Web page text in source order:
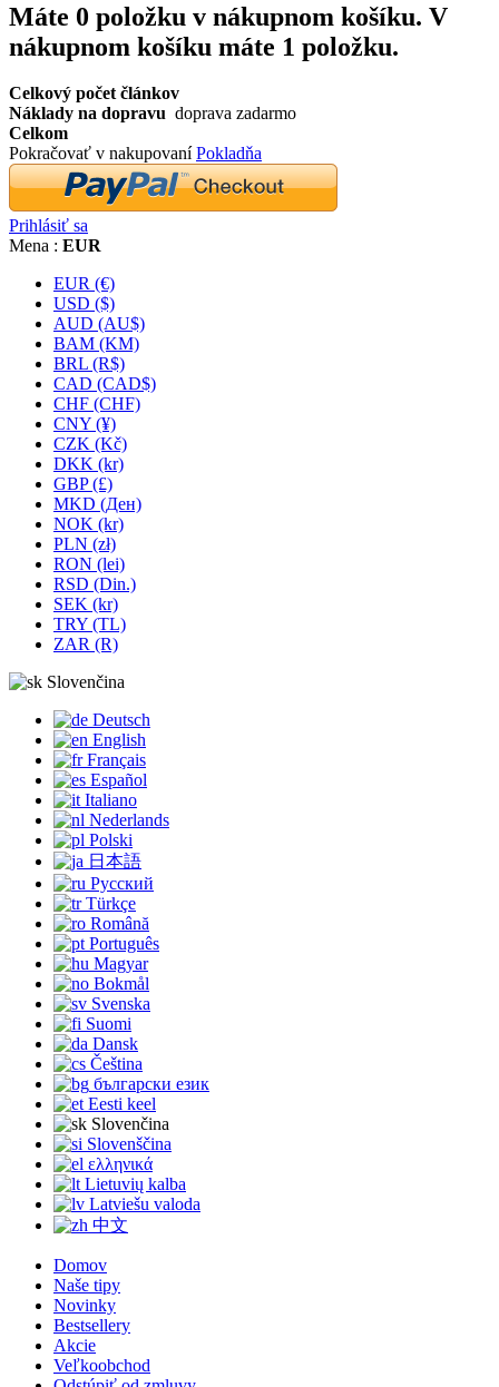
Máte 0 položku v nákupnom košíku. V
nákupnom košíku máte 1 položku.
Celkový počet článkov
Náklady na dopravu doprava zadarmo
Celkom
Pokračovať v nakupovaníPokladňa
Prihlásiť sa
Mena : EUR
EUR (€)
USD ($)
AUD (AU$)
BAM (KM)
BRL (R$)
CAD (CAD$)
CHF (CHF)
CNY (¥)
CZK (Kč)
DKK (kr)
GBP (£)
MKD (Ден)
NOK (kr)
PLN (zł)
RON (lei)
RSD (Din.)
SEK (kr)
TRY (TL)
ZAR (R)
Slovenčina
Deutsch
English
Français
Español
Italiano
Nederlands
Polski
日本語
Русский
Türkçe
Română
Português
Magyar
Bokmål
Svenska
Suomi
Dansk
Čeština
български език
Eesti keel
Slovenčina
Slovenščina
ελληνικά
Lietuvių kalba
Latviešu valoda
中文
Domov
Naše tipy
Novinky
Bestsellery
Akcie
Veľkoobchod